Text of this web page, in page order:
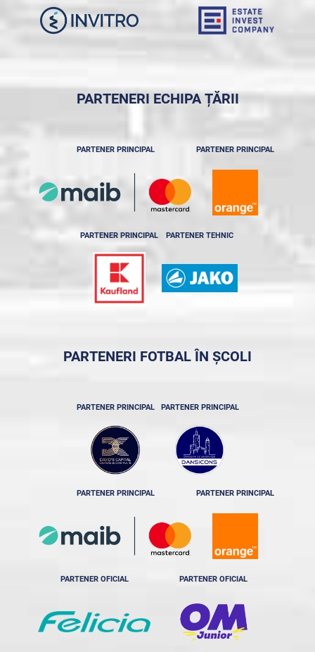
PARTENERI ECHIPA ȚĂRII
PARTENER PRINCIPAL PARTENER PRINCIPAL
PARTENER PRINCIPAL PARTENER TEHNIC
PARTENERI FOTBAL ÎN ȘCOLI
PARTENER PRINCIPAL PARTENER PRINCIPAL
PARTENER PRINCIPAL PARTENER PRINCIPAL
PARTENER OFICIAL PARTENER OFICIAL